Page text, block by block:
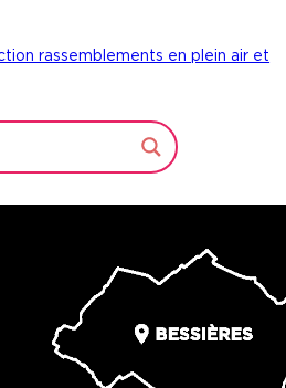
rassemblements en plein air et